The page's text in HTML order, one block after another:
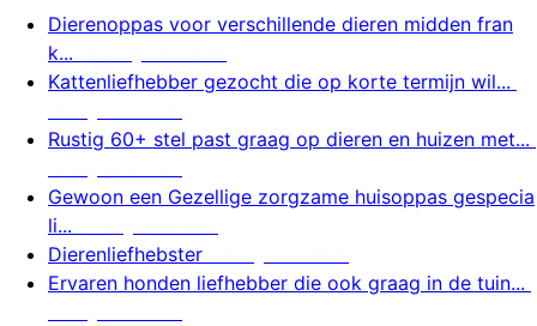
Dierenoppas voor verschillende dieren midden fran
k...
Kattenliefhebber gezocht die op korte termijn wil...
Rustig 60+ stel past graag op dieren en huizen met...
Gewoon een Gezellige zorgzame huisoppas gespecia
li...
Dierenliefhebster
Ervaren honden liefhebber die ook graag in de tuin...